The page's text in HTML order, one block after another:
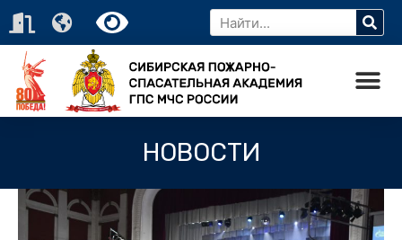
НОВОСТИ